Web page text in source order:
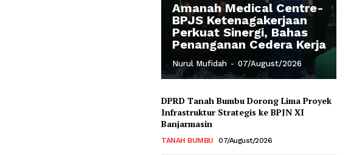
Amanah Medical Centre-
BPJS Ketenagakerjaan
Perkuat Sinergi, Bahas
Penanganan Cedera Kerja
Nurul Mufidah - 07/August/2026
DPRD Tanah Bumbu Dorong Lima Proyek
Infrastruktur Strategis ke BPJN XI
Banjarmasin
TANAH BUMBU 07/August/2026